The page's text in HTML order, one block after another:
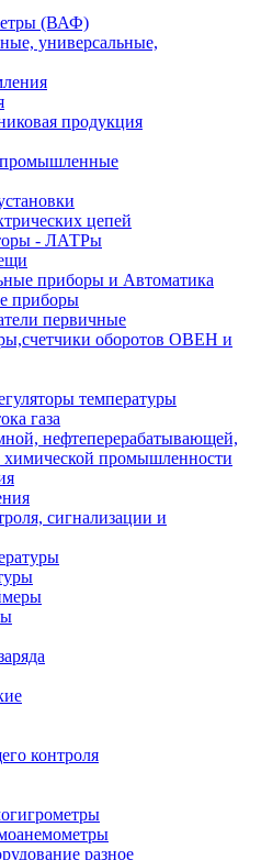
(ВАФ)
универсальные,
продукция
цепей
- ЛАТРы
приборы и Автоматика
приборы
первичные
оборотов ОВЕН и
температуры
газа
нефтеперерабатывающей,
промышленности
сигнализации и
контроля
разное